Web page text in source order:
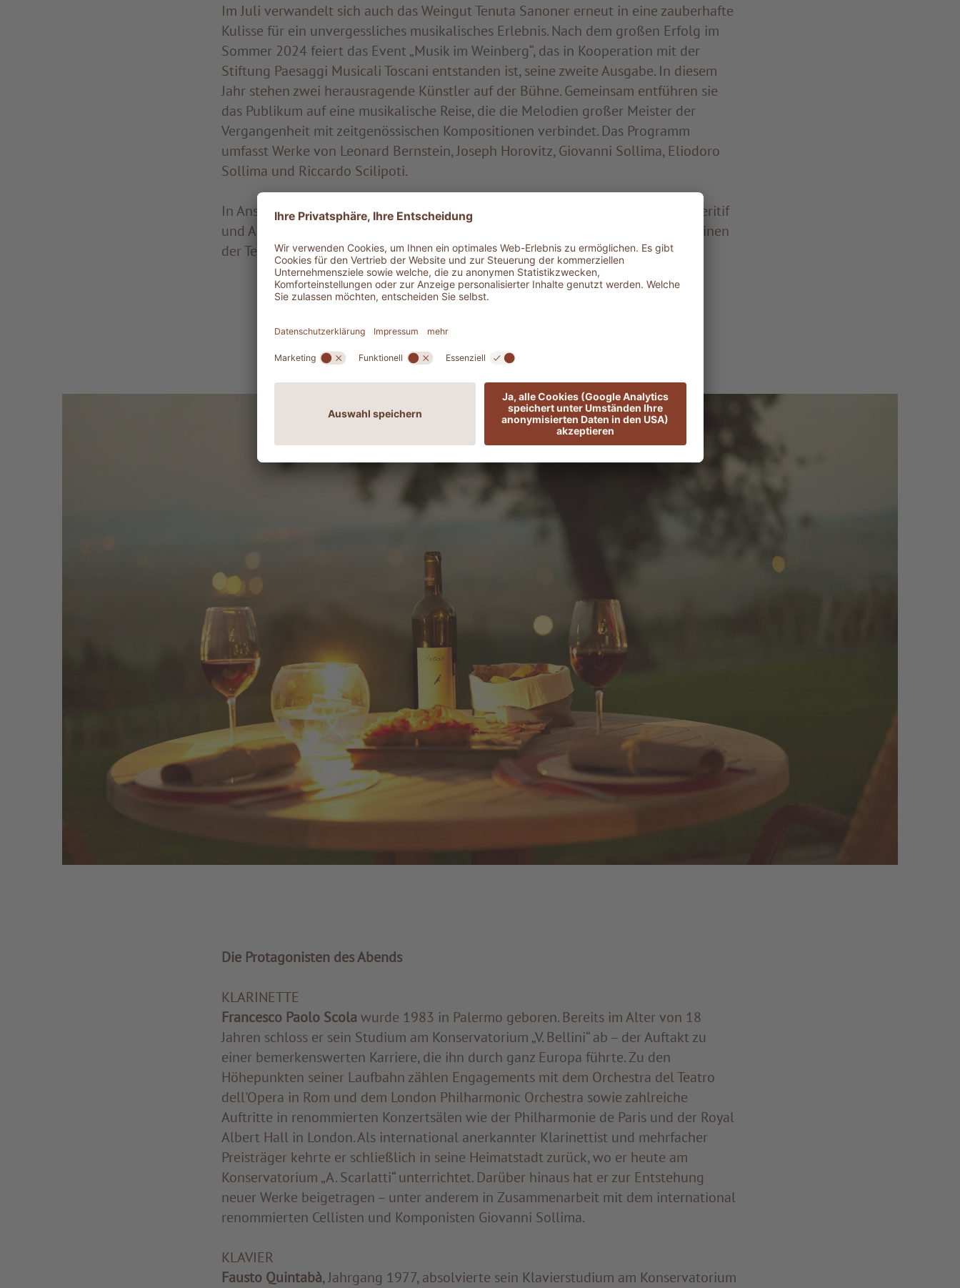
Im Juli verwandelt sich auch das Weingut Tenuta Sanoner erneut in eine zauberhafte
Kulisse für ein unvergessliches musikalisches Erlebnis. Nach dem großen Erfolg im
Sommer 2024 feiert das Event „Musik im Weinberg“, das in Kooperation mit der
Stiftung Paesaggi Musicali Toscani entstanden ist, seine zweite Ausgabe. In diesem
Jahr stehen zwei herausragende Künstler auf der Bühne. Gemeinsam entführen sie
das Publikum auf eine musikalische Reise, die die Melodien großer Meister der
Vergangenheit mit zeitgenössischen Kompositionen verbindet. Das Programm
umfasst Werke von Leonard Bernstein, Joseph Horovitz, Giovanni Sollima, Eliodoro
Sollima und Riccardo Scilipoti.
In Anschluss an das Konzert sind die Gäste eingeladen bei einem Apericena (Aperitif
und Abendessen in Einem) mit regionalen Köstlichkeiten und den erlesenen Weinen
der Tenuta Sanoner genussvoll fortzusetzen.
Die Protagonisten des Abends
KLARINETTE
Francesco Paolo Scolawurde 1983 in Palermo geboren. Bereits im Alter von 18
Jahren schloss er sein Studium am Konservatorium „V. Bellini“ ab – der Auftakt zu
einer bemerkenswerten Karriere, die ihn durch ganz Europa führte. Zu den
Höhepunkten seiner Laufbahn zählen Engagements mit dem Orchestra del Teatro
dell'Opera in Rom und dem London Philharmonic Orchestra sowie zahlreiche
Auftritte in renommierten Konzertsälen wie der Philharmonie de Paris und der Royal
Albert Hall in London. Als international anerkannter Klarinettist und mehrfacher
Preisträger kehrte er schließlich in seine Heimatstadt zurück, wo er heute am
Konservatorium „A. Scarlatti“ unterrichtet. Darüber hinaus hat er zur Entstehung
neuer Werke beigetragen – unter anderem in Zusammenarbeit mit dem international
renommierten Cellisten und Komponisten Giovanni Sollima.
KLAVIER
Fausto Quintabà, Jahrgang 1977, absolvierte sein Klavierstudium am Konservatorium